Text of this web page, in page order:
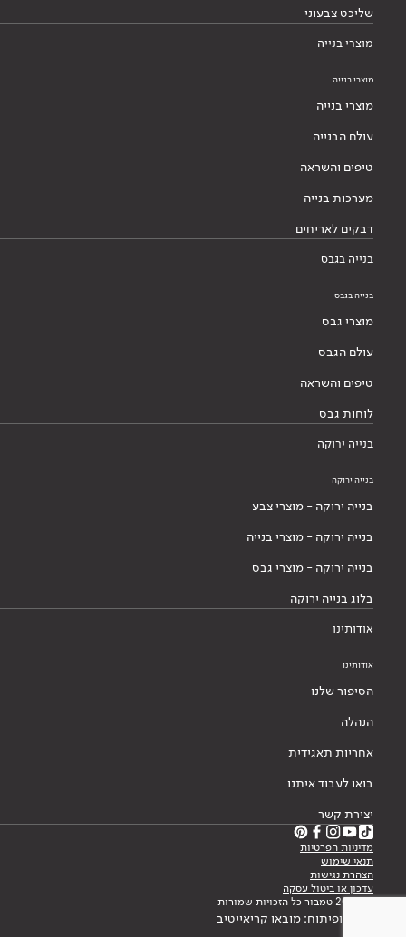
שליכט צבעוני
מוצרי בנייה
מוצרי בנייה
מוצרי בנייה
עולם הבנייה
טיפים והשראה
מערכות בנייה
דבקים לאריחים
בנייה בגבס
בנייה בגבס
מוצרי גבס
עולם הגבס
טיפים והשראה
לוחות גבס
בנייה ירוקה
בנייה ירוקה
בנייה ירוקה - מוצרי צבע
בנייה ירוקה - מוצרי בנייה
בנייה ירוקה - מוצרי גבס
בלוג בנייה ירוקה
אודותינו
אודותינו
הסיפור שלנו
הנהלה
אחריות תאגידית
בואו לעבוד איתנו
יצירת קשר
מדיניות הפרטיות
תנאי שימוש
הצהרת נגישות
עדכון או ביטול עסקה
© 2026 טמבור כל הזכויות שמורות
עיצוב ופיתוח: מובאו קריאייטיב